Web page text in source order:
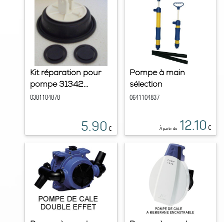
Kit réparation pour
pompe 31342...
0381104878
5.90 €
Pompe à main
sélection
0641104837
À partir de 12.10 €